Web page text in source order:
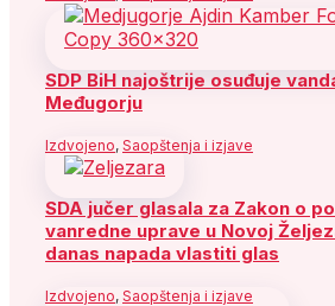
SDP BiH najoštrije osuđuje
Međugorju
Izdvojeno, Saopštenja i izjave
SDA jučer glasala za Zakon o
vanredne uprave u Novoj
danas napada vlastiti glas
Izdvojeno, Saopštenja i izjave